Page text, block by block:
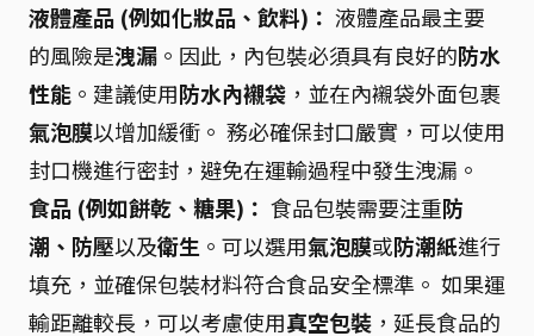
液體產品 (例如化妝品、飲料)： 液體產品最主要
的風險是洩漏 。因此，內包裝必須具有良好的防水
性能 。建議使用防水內襯袋 ，並在內襯袋外面包裹
氣泡膜以增加緩衝。 務必確保封口嚴實，可以使用
封口機進行密封，避免在運輸過程中發生洩漏。
食品 (例如餅乾、糖果)： 食品包裝需要注重防
潮、防壓以及衛生 。可以選用氣泡膜或防潮紙進行
填充，並確保包裝材料符合食品安全標準。 如果運
輸距離較長，可以考慮使用真空包裝 ，延長食品的